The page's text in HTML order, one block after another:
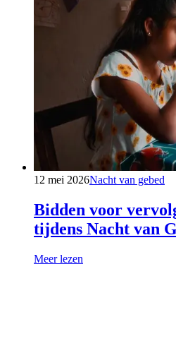
12 mei 2026Nacht van gebed
Bidden voor
tijdens Nacht van
Meer lezen